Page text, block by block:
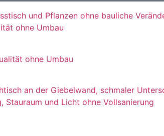
ohne Umbau
ohne Umbau
Stauraum und Licht ohne Vollsanierung